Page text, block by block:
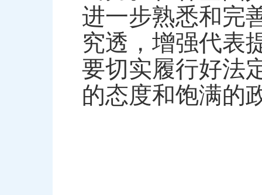
进一步熟悉和完
究透，增强代表
要切实履行好法
的态度和饱满的